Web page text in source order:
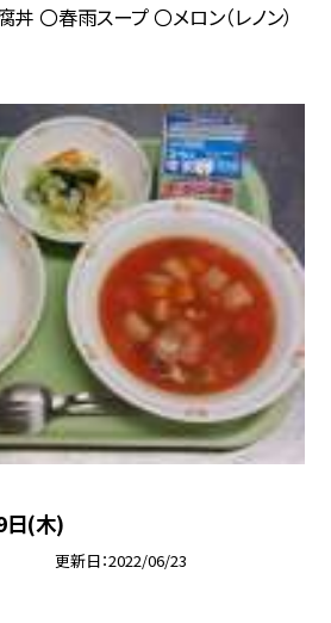
〇春雨スープ 〇メロン（レノン）
日(木)
更新日 2022/06/23